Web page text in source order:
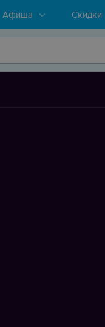
Афиша Скидки